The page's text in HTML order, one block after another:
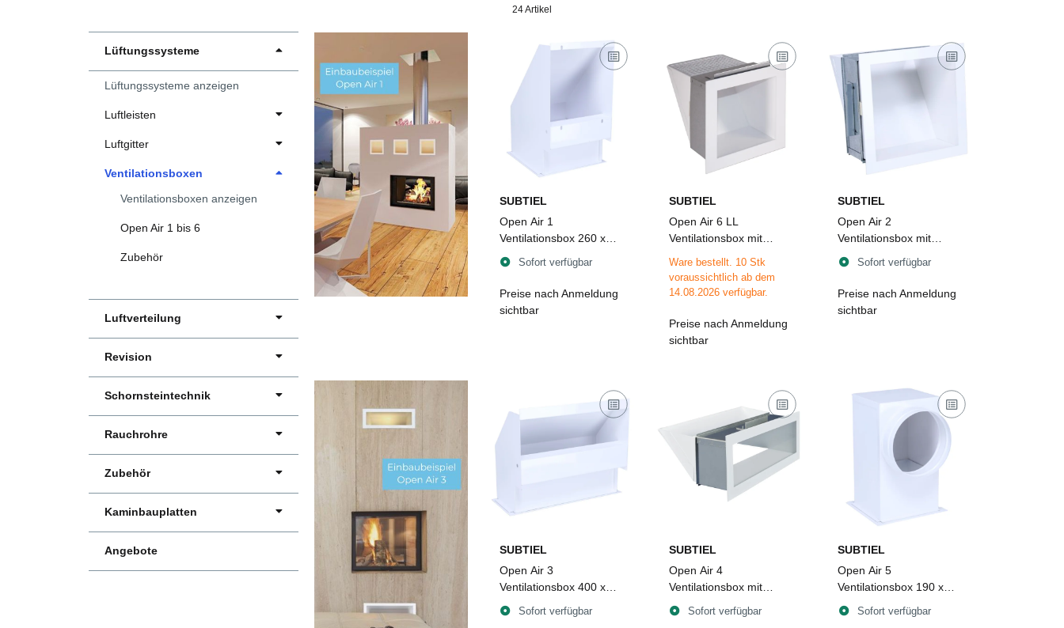
24 Artikel
Lüftungssysteme
Lüftungssysteme anzeigen
Luftleisten
Luftgitter
Ventilationsboxen
Ventilationsboxen anzeigen
Open Air 1 bis 6
Zubehör
Luftverteilung
Revision
Schornsteintechnik
Rauchrohre
Zubehör
Kaminbauplatten
Angebote
SUBTIEL
Open Air 1
Ventilationsbox 260 x
260 mm, weiß
Sofort verfügbar
Preise nach Anmeldung
sichtbar
SUBTIEL
Open Air 6 LL
Ventilationsbox mit
Luftleitblech, mit
Schutzgitter, 170 x 170
mm, weiß
Ware bestellt. 10 Stk
voraussichtlich ab dem
14.08.2026 verfügbar.
Preise nach Anmeldung
sichtbar
SUBTIEL
Open Air 2
Ventilationsbox mit
Luftleitblech, 260 x 260
mm, weiß
Sofort verfügbar
Preise nach Anmeldung
sichtbar
SUBTIEL
Open Air 3
Ventilationsbox 400 x
150 mm, weiß
Sofort verfügbar
SUBTIEL
Open Air 4
Ventilationsbox mit
Luftleitblech, 400 x 150
mm, weiß
Sofort verfügbar
SUBTIEL
Open Air 5
Ventilationsbox 190 x
170 mm, weiß
Sofort verfügbar